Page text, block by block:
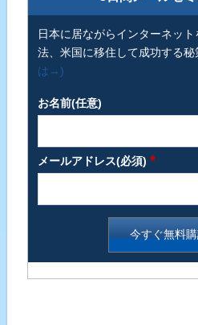
日本に居ながらインターネッ
法、米国に移住して成功する秘
は→)
お名前(任意)
メールアドレス(必須) *